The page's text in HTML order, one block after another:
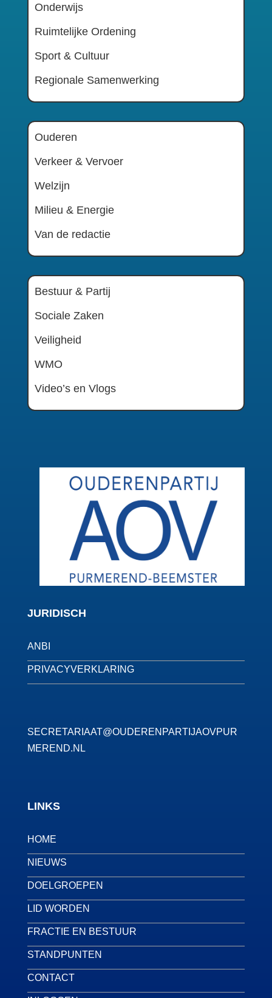
Onderwijs
Ruimtelijke Ordening
Sport & Cultuur
Regionale Samenwerking
Ouderen
Verkeer & Vervoer
Welzijn
Milieu & Energie
Van de redactie
Bestuur & Partij
Sociale Zaken
Veiligheid
WMO
Video’s en Vlogs
JURIDISCH
ANBI
PRIVACYVERKLARING
SECRETARIAAT@OUDERENPARTIJAOVPUR
MEREND.NL
LINKS
HOME
NIEUWS
DOELGROEPEN
LID WORDEN
FRACTIE EN BESTUUR
STANDPUNTEN
CONTACT